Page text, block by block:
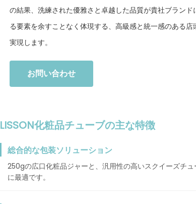
の結果、洗練された優雅さと卓越した品質が貴社ブランド
る要素を余すことなく体現する、高級感と統一感のある店
実現します。
お問い合わせ
LISSON化粧品チューブの主な特徴
総合的な包装ソリューション
250gの広口化粧品ジャーと、汎用性の高いスクイーズチ
に最適です。